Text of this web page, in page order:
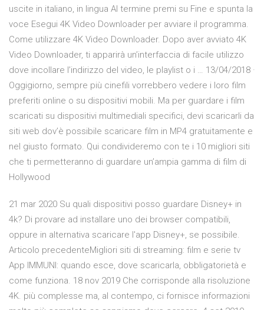
uscite in italiano, in lingua Al termine premi su Fine e spunta la
voce Esegui 4K Video Downloader per avviare il programma.
Come utilizzare 4K Video Downloader. Dopo aver avviato 4K
Video Downloader, ti apparirà un’interfaccia di facile utilizzo
dove incollare l’indirizzo del video, le playlist o i … 13/04/2018 ·
Oggigiorno, sempre più cinefili vorrebbero vedere i loro film
preferiti online o su dispositivi mobili. Ma per guardare i film
scaricati su dispositivi multimediali specifici, devi scaricarli da
siti web dov’è possibile scaricare film in MP4 gratuitamente e
nel giusto formato. Qui condivideremo con te i 10 migliori siti
che ti permetteranno di guardare un’ampia gamma di film di
Hollywood
21 mar 2020 Su quali dispositivi posso guardare Disney+ in
4k? Di provare ad installare uno dei browser compatibili,
oppure in alternativa scaricare l'app Disney+, se possibile.
Articolo precedenteMigliori siti di streaming: film e serie tv
App IMMUNI: quando esce, dove scaricarla, obbligatorietà e
come funziona. 18 nov 2019 Che corrisponde alla risoluzione
4K. più complesse ma, al contempo, ci fornisce informazioni